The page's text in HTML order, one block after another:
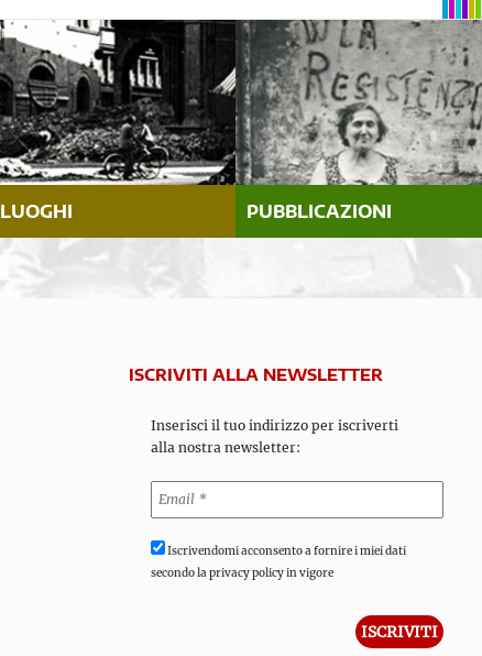
LUOGHI PUBBLICAZIONI
ISCRIVITI ALLA NEWSLETTER
Inserisci il tuo indirizzo per iscriverti
alla nostra newsletter:
Iscrivendomi acconsento a fornire i miei dati
secondo la privacy policy in vigore